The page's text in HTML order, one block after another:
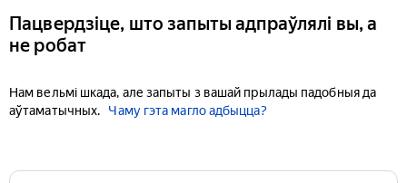
Пацвердзіце, што запыты адпраўлялі вы, а
не робат
Нам вельмі шкада, але запыты з вашай прылады падобныя да
аўтаматычных.
Чаму гэта магло адбыцца?